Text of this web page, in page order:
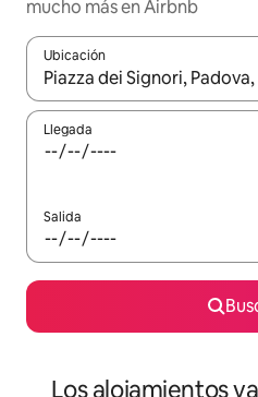
mucho más en Airbnb
Ubicación
Cuando los resultados estén
Llegada
Salida
Los alojamientos